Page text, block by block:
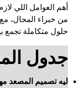
أهم العوامل اللي
من خبراء المجال،
حلول متكاملة تجمع
جدول
ليه تصميم المصعد